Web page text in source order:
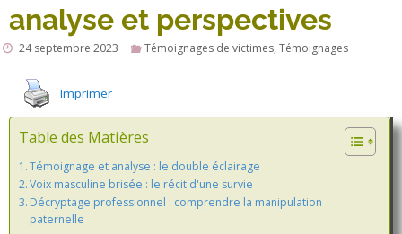
analyse et perspectives
24 septembre 2023 Témoignages de victimes,Témoignages
Imprimer
Table des Matières
Témoignage et analyse : le double éclairage
Voix masculine brisée : le récit d'une survie
Décryptage professionnel : comprendre la manipulation
paternelle